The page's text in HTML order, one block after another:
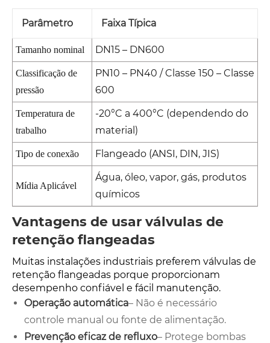
Parâmetro Faixa Típica
Tamanho nominal DN15 – DN600
Classificação de
pressão
PN10 – PN40 / Classe 150 – Classe
600
Temperatura de
trabalho
-20°C a 400°C (dependendo do
material)
Tipo de conexão Flangeado (ANSI, DIN, JIS)
Mídia Aplicável
Água, óleo, vapor, gás, produtos
químicos
Vantagens de usar válvulas de
retenção flangeadas
Muitas instalações industriais preferem válvulas de
retenção flangeadas porque proporcionam
desempenho confiável e fácil manutenção.
Operação automática– Não é necessário
controle manual ou fonte de alimentação.
Prevenção eficaz de refluxo– Protege bombas